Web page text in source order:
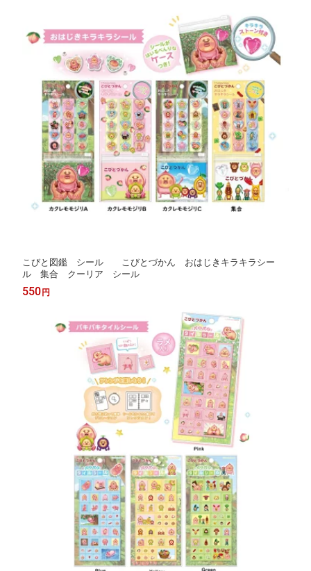
こびと図鑑 シール こびとづかん おはじきキラキラシー
ル 集合 クーリア シール
550 円